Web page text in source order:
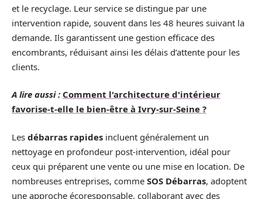
et le recyclage. Leur service se distingue par une
intervention rapide, souvent dans les 48 heures suivant la
demande. Ils garantissent une gestion efficace des
encombrants, réduisant ainsi les délais d’attente pour les
clients.
A lire aussi : Comment l'architecture d'intérieur
favorise-t-elle le bien-être à Ivry-sur-Seine ?
Les débarras rapides incluent généralement un
nettoyage en profondeur post-intervention, idéal pour
ceux qui préparent une vente ou une mise en location. De
nombreuses entreprises, comme SOS Débarras, adoptent
une approche écoresponsable, collaborant avec des